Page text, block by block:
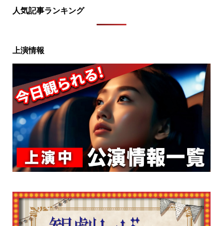
人気記事ランキング
上演情報